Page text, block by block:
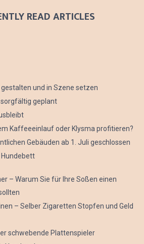
READ ARTICLES
und in Szene setzen
geplant
Kaffeeeinlauf oder Klysma profitieren?
Gebäuden ab 1. Juli geschlossen
Hundebett
– Warum Sie für Ihre Soßen einen
– Selber Zigaretten Stopfen und Geld
schwebende Plattenspieler